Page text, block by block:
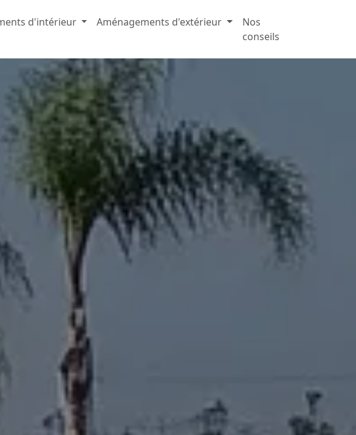
d'intérieur Aménagements d'extérieur
Nos
conseils